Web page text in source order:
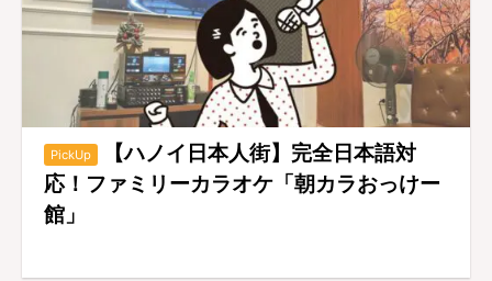
PickUp
【ハノイ日本人街】完全日本語対
応！ファミリーカラオケ「朝カラおっけー
館」